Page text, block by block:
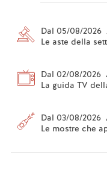
Dal 05/08/2026
Le aste della
Dal 02/08/
La guida TV
Dal 03/08/2026
Le mostre che